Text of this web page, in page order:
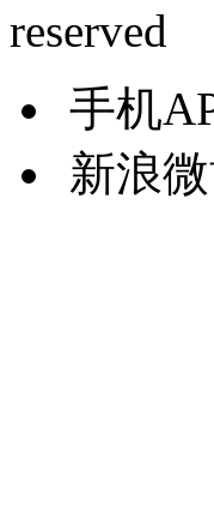
reserved
手机
新浪